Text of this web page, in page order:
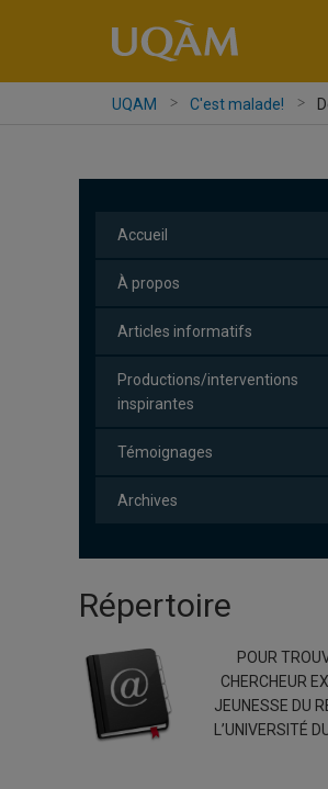
UQAM C'est malade!
Accueil
À propos
Articles informatifs
Productions/interventions
inspirantes
Témoignages
Archives
Répertoire
POUR
CHERCHEUR
JEUNESSE DU
L’UNIVERSITÉ